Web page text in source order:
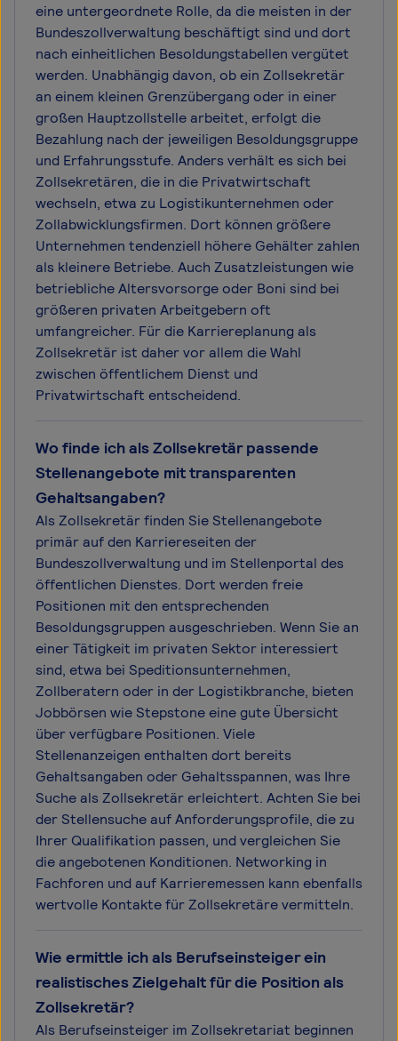
eine untergeordnete Rolle, da die meisten in der
Bundeszollverwaltung beschäftigt sind und dort
nach einheitlichen Besoldungstabellen vergütet
werden. Unabhängig davon, ob ein Zollsekretär
an einem kleinen Grenzübergang oder in einer
großen Hauptzollstelle arbeitet, erfolgt die
Bezahlung nach der jeweiligen Besoldungsgruppe
und Erfahrungsstufe. Anders verhält es sich bei
Zollsekretären, die in die Privatwirtschaft
wechseln, etwa zu Logistikunternehmen oder
Zollabwicklungsfirmen. Dort können größere
Unternehmen tendenziell höhere Gehälter zahlen
als kleinere Betriebe. Auch Zusatzleistungen wie
betriebliche Altersvorsorge oder Boni sind bei
größeren privaten Arbeitgebern oft
umfangreicher. Für die Karriereplanung als
Zollsekretär ist daher vor allem die Wahl
zwischen öffentlichem Dienst und
Privatwirtschaft entscheidend.
Wo finde ich als Zollsekretär passende
Stellenangebote mit transparenten
Gehaltsangaben?
Als Zollsekretär finden Sie Stellenangebote
primär auf den Karriereseiten der
Bundeszollverwaltung und im Stellenportal des
öffentlichen Dienstes. Dort werden freie
Positionen mit den entsprechenden
Besoldungsgruppen ausgeschrieben. Wenn Sie an
einer Tätigkeit im privaten Sektor interessiert
sind, etwa bei Speditionsunternehmen,
Zollberatern oder in der Logistikbranche, bieten
Jobbörsen wie Stepstone eine gute Übersicht
über verfügbare Positionen. Viele
Stellenanzeigen enthalten dort bereits
Gehaltsangaben oder Gehaltsspannen, was Ihre
Suche als Zollsekretär erleichtert. Achten Sie bei
der Stellensuche auf Anforderungsprofile, die zu
Ihrer Qualifikation passen, und vergleichen Sie
die angebotenen Konditionen. Networking in
Fachforen und auf Karrieremessen kann ebenfalls
wertvolle Kontakte für Zollsekretäre vermitteln.
Wie ermittle ich als Berufseinsteiger ein
realistisches Zielgehalt für die Position als
Zollsekretär?
Als Berufseinsteiger im Zollsekretariat beginnen